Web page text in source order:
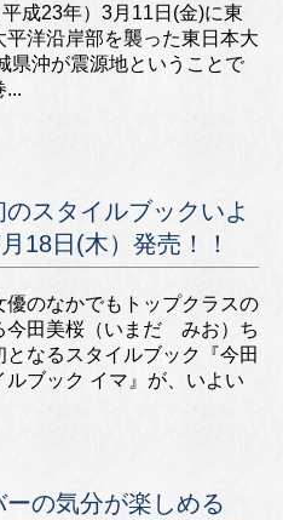
成23年）3月11日(金)に東
平洋沿岸部を襲った東日本大
県沖が震源地ということで
...
スタイルブックいよ
18日(木）発売！！
優のなかでもトップクラスの
今田美桜（いまだ みお）ち
となるスタイルブック『今田
ルブック イマ』が、いよい
の気分が楽しめる